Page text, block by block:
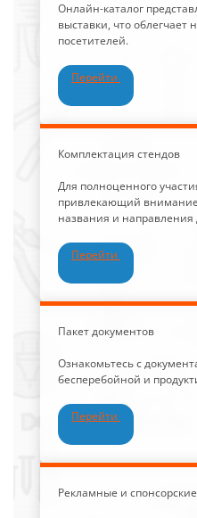
Онлайн-каталог
выставки, что облегчает
посетителей.
Перейти
Комплектация стендов
Для полноценного
привлекающий внимание
названия и
Перейти
Пакет документов
Ознакомьтесь с
бесперебойной и
Перейти
Рекламные и